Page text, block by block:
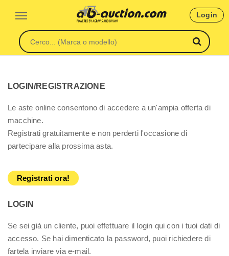
Login
LOGIN/REGISTRAZIONE
Le aste online consentono di accedere a un'ampia offerta di
macchine.
Registrati gratuitamente e non perderti l'occasione di
partecipare alla prossima asta.
Registrati ora!
LOGIN
Se sei già un cliente, puoi effettuare il login qui con i tuoi dati di
accesso. Se hai dimenticato la password, puoi richiedere di
fartela inviare via e-mail.